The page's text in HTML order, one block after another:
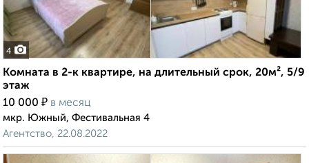
4
Комната в 2-к квартире, на длительный срок, 20м², 5/9
этаж
10 000 ₽ в месяц
мкр. Южный, Фестивальная 4
Агентство, 22.08.2022